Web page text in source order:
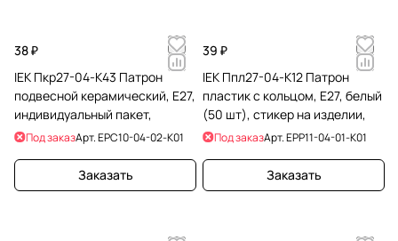
38 ₽
IEK Пкр27-04-К43 Патрон
подвесной керамический, Е27,
индивидуальный пакет,
Под заказАрт.EPC10-04-02-K01
Заказать
39 ₽
IEK Ппл27-04-К12 Патрон
пластик с кольцом, Е27, белый
(50 шт), стикер на изделии,
Под заказАрт.EPP11-04-01-K01
Заказать